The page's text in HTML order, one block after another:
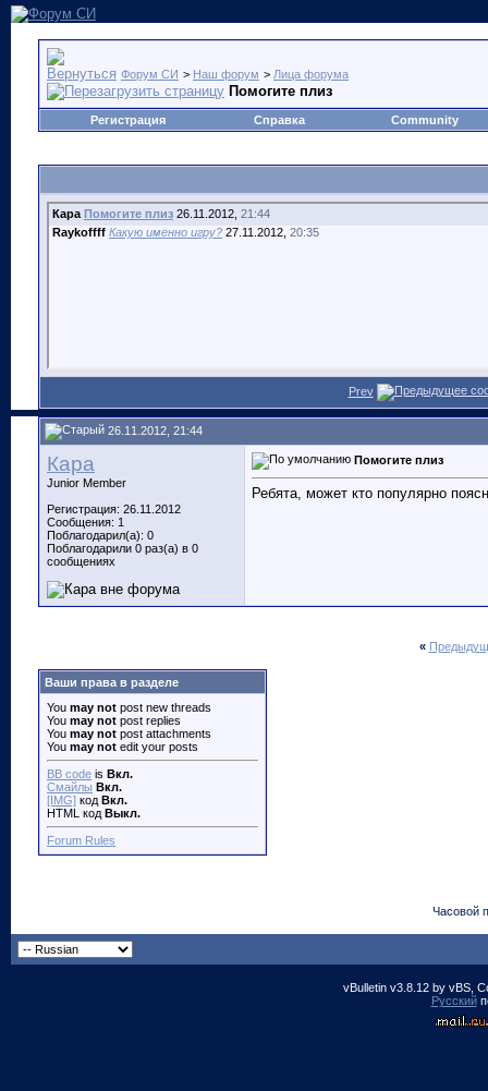
Форум СИ > Наш форум > Лица форума
Помогите плиз
Регистрация Справка Community
Кара Помогите плиз 26.11.2012, 21:44
Raykoffff Какую именно игру? 27.11.2012, 20:35
Prev
26.11.2012, 21:44
Кара
Junior Member
Регистрация: 26.11.2012
Сообщения: 1
Поблагодарил(а): 0
Поблагодарили 0 раз(а) в 0
сообщениях
Помогите плиз
Ребята, может кто популярно
«
Ваши права в разделе
You may not post new threads
You may not post replies
You may not post attachments
You may not edit your posts
BB code is Вкл.
Смайлы Вкл.
[IMG] код Вкл.
HTML код Выкл.
Forum Rules
Часовой
vBulletin v3.8.12 by vBS,
Русский